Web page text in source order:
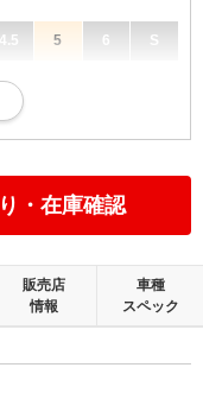
4.5 5 6 S
好な状態。走行5万km
・在庫確認
販売店
情報
車種
スペック